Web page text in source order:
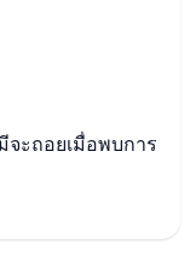
ะถอยเมื่อพบการ